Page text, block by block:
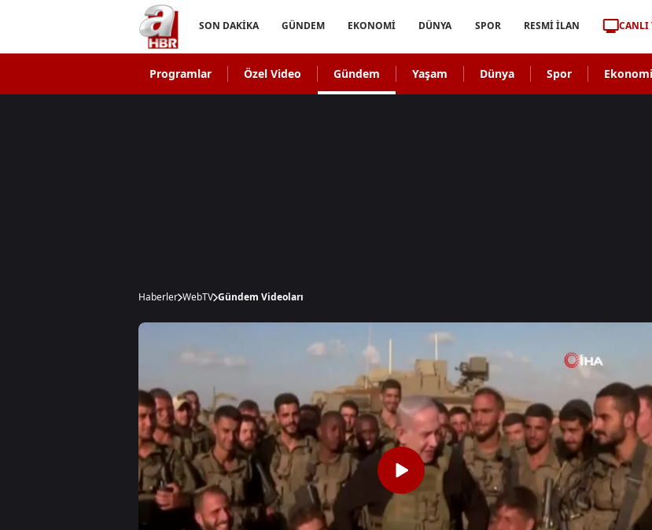
SON DAKİKA GÜNDEM EKONOMİ DÜNYA SPOR RESMİ İLAN CANLI
Programlar Özel Video Gündem Yaşam Dünya Spor Ekonomi
Haberler WebTV Gündem Videoları